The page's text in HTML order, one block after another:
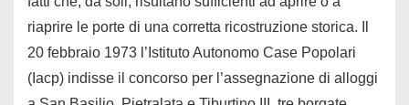
riaprire le porte di una corretta ricostruzione storica. Il
20 febbraio 1973 l’Istituto Autonomo Case Popolari
(Iacp) indisse il concorso per l’assegnazione di alloggi